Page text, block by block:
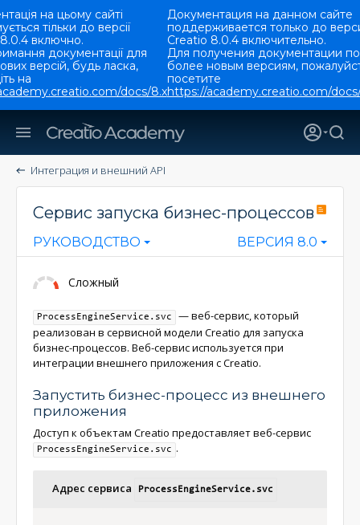
на цьому сайті
тільки до версії
включно.
документації для
версій, будь ласка,
на
docs/8.x
Документация на данном сайте
поддерживается только до
Creatio 8.0.4 включительно.
Для получения документации по
более новым версиям,
посетите
https://academy.creatio.com/
Интеграция и внешний API
Сервис запуска бизнес-процессов
РУКОВОДСТВО ВЕРСИЯ 8.0
Сложный
ProcessEngineService.svc
— веб-сервис, который
реализован в сервисной модели Creatio для запуска
бизнес-процессов. Веб-сервис используется при
интеграции внешнего приложения с Creatio.
Запустить бизнес-процесс из внешнего
приложения
Доступ к объектам Creatio предоставляет веб-сервис
ProcessEngineService.svc .
Адрес сервиса ProcessEngineService.svc